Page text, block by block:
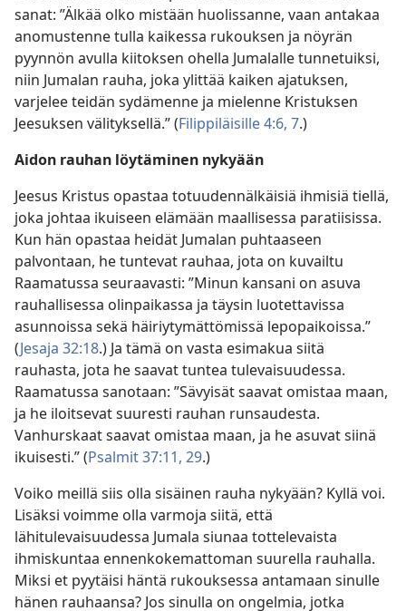
sanat: ”Älkää olko mistään huolissanne, vaan antakaa
anomustenne tulla kaikessa rukouksen ja nöyrän
pyynnön avulla kiitoksen ohella Jumalalle tunnetuiksi,
niin Jumalan rauha, joka ylittää kaiken ajatuksen,
varjelee teidän sydämenne ja mielenne Kristuksen
Jeesuksen välityksellä.” (Filippiläisille 4:6, 7.)
Aidon rauhan löytäminen nykyään
Jeesus Kristus opastaa totuudennälkäisiä ihmisiä tiellä,
joka johtaa ikuiseen elämään maallisessa paratiisissa.
Kun hän opastaa heidät Jumalan puhtaaseen
palvontaan, he tuntevat rauhaa, jota on kuvailtu
Raamatussa seuraavasti: ”Minun kansani on asuva
rauhallisessa olinpaikassa ja täysin luotettavissa
asunnoissa sekä häiriytymättömissä lepopaikoissa.”
(Jesaja 32:18.) Ja tämä on vasta esimakua siitä
rauhasta, jota he saavat tuntea tulevaisuudessa.
Raamatussa sanotaan: ”Sävyisät saavat omistaa maan,
ja he iloitsevat suuresti rauhan runsaudesta.
Vanhurskaat saavat omistaa maan, ja he asuvat siinä
ikuisesti.” (Psalmit 37:11, 29.)
Voiko meillä siis olla sisäinen rauha nykyään? Kyllä voi.
Lisäksi voimme olla varmoja siitä, että
lähitulevaisuudessa Jumala siunaa tottelevaista
ihmiskuntaa ennenkokemattoman suurella rauhalla.
Miksi et pyytäisi häntä rukouksessa antamaan sinulle
hänen rauhaansa? Jos sinulla on ongelmia, jotka